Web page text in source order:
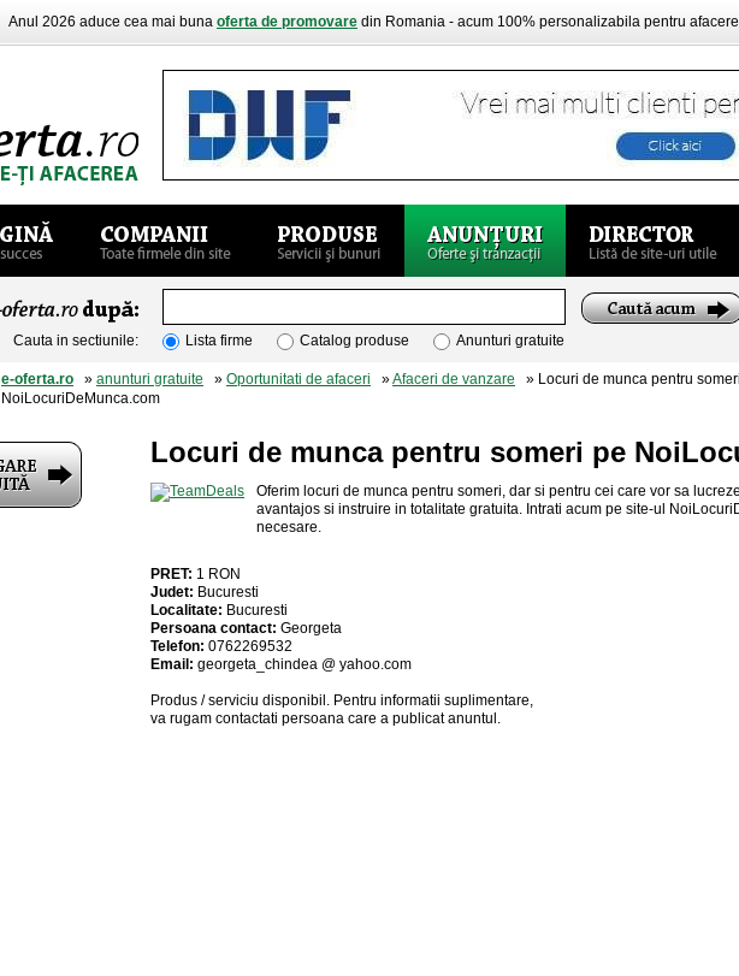
Anul 2026 aduce cea mai buna oferta de promovare din Romania - acum 100% personalizabila pentru
Cauta in sectiunile: Lista firme Catalog produse Anunturi gratuite
e-oferta.ro » anunturi gratuite » Oportunitati de afaceri »Afaceri de vanzare » Locuri de munca pentru
NoiLocuriDeMunca.com
Locuri de munca pentru someri pe
Oferim locuri de munca pentru someri, dar si pentru cei care vor sa
avantajos si instruire in totalitate gratuita. Intrati acum pe site-ul
necesare.
PRET: 1 RON
Judet: Bucuresti
Localitate: Bucuresti
Persoana contact: Georgeta
Telefon: 0762269532
Email: georgeta_chindea @ yahoo.com
Produs / serviciu disponibil . Pentru informatii suplimentare,
va rugam contactati persoana care a publicat anuntul.